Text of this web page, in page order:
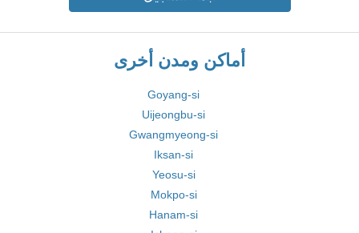
أماكن ومدن أخرى
Goyang-si
Uijeongbu-si
Gwangmyeong-si
Iksan-si
Yeosu-si
Mokpo-si
Hanam-si